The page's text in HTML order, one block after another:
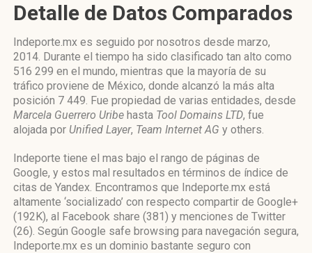
Detalle de Datos Comparados
Indeporte.mx es seguido por nosotros desde marzo,
2014. Durante el tiempo ha sido clasificado tan alto como
516 299 en el mundo, mientras que la mayoría de su
tráfico proviene de México, donde alcanzó la más alta
posición 7 449. Fue propiedad de varias entidades, desde
Marcela Guerrero Uribe hasta Tool Domains LTD, fue
alojada por Unified Layer, Team Internet AG y others.
Indeporte tiene el mas bajo el rango de páginas de
Google, y estos mal resultados en términos de índice de
citas de Yandex. Encontramos que Indeporte.mx está
altamente ‘socializado’ con respecto compartir de Google+
(192K), al Facebook share (381) y menciones de Twitter
(26). Según Google safe browsing para navegación segura,
Indeporte.mx es un dominio bastante seguro con